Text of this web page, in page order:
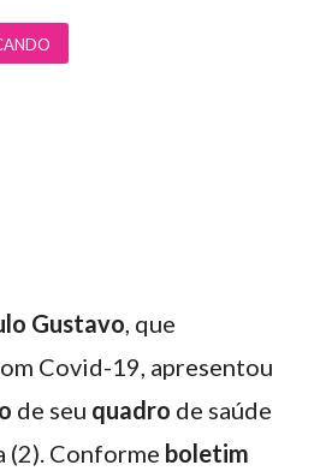
Gustavo, que
Covid-19, apresentou
de seu quadro de saúde
(2). Conforme boletim